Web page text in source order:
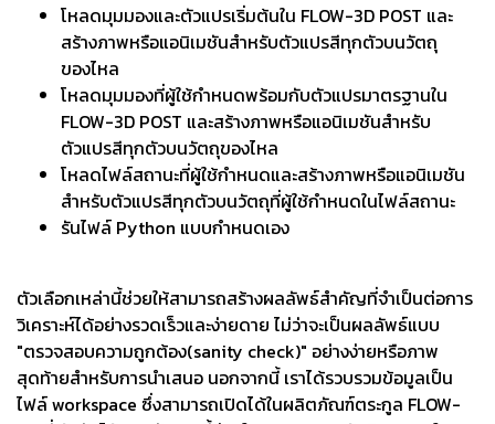
โหลดมุมมองและตัวแปรเริ่มต้นใน FLOW-3D POST และ
สร้างภาพหรือแอนิเมชันสำหรับตัวแปรสีทุกตัวบนวัตถุ
ของไหล
โหลดมุมมองที่ผู้ใช้กำหนดพร้อมกับตัวแปรมาตรฐานใน
FLOW-3D POST และสร้างภาพหรือแอนิเมชันสำหรับ
ตัวแปรสีทุกตัวบนวัตถุของไหล
โหลดไฟล์สถานะที่ผู้ใช้กำหนดและสร้างภาพหรือแอนิเมชัน
สำหรับตัวแปรสีทุกตัวบนวัตถุที่ผู้ใช้กำหนดในไฟล์สถานะ
รันไฟล์ Python แบบกำหนดเอง
ตัวเลือกเหล่านี้ช่วยให้สามารถสร้างผลลัพธ์สำคัญที่จำเป็นต่อการ
วิเคราะห์ได้อย่างรวดเร็วและง่ายดาย ไม่ว่าจะเป็นผลลัพธ์แบบ
"ตรวจสอบความถูกต้อง(sanity check)" อย่างง่ายหรือภาพ
สุดท้ายสำหรับการนำเสนอ นอกจากนี้ เราได้รวบรวมข้อมูลเป็น
ไฟล์ workspace ซึ่งสามารถเปิดได้ในผลิตภัณฑ์ตระกูล FLOW-